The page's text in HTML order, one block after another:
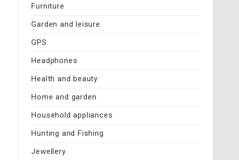
Furniture
Garden and leisure
GPS
Headphones
Health and beauty
Home and garden
Household appliances
Hunting and Fishing
Jewellery